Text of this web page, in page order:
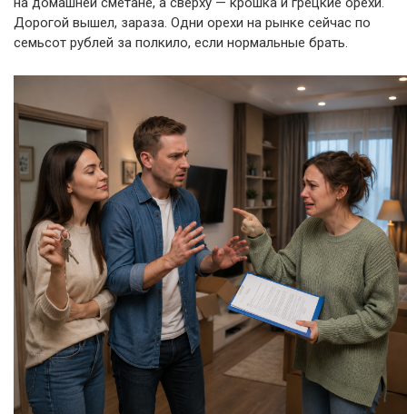
Дорогой вышел, зараза. Одни орехи на рынке сейчас по
семьсот рублей за полкило, если нормальные брать.